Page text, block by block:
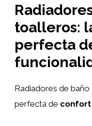
toalleros:
perfecta
Radiadores de baño
perfecta de confort